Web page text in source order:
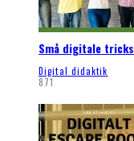
Små digitale tricks
Digital didaktik
871